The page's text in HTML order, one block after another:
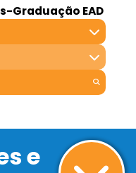
Graduação EAD
e